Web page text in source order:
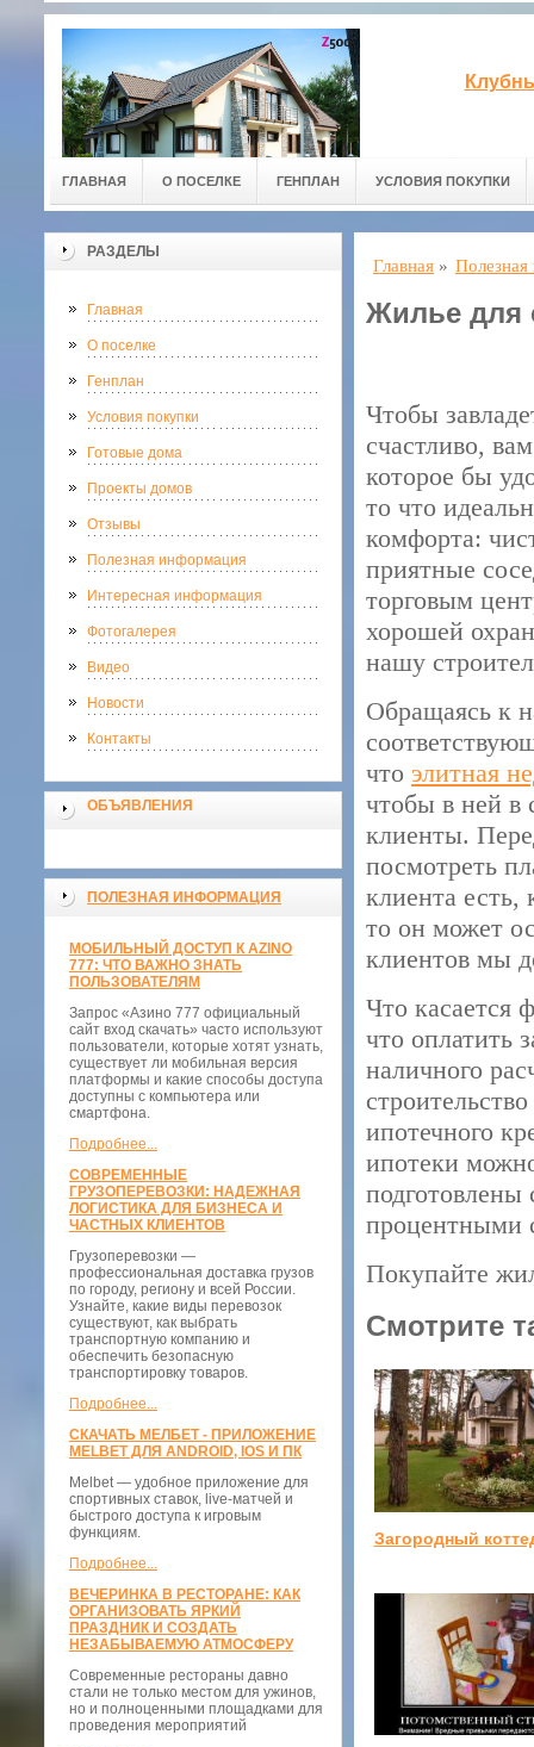
ГЛАВНАЯ О ПОСЕЛКЕ ГЕНПЛАН УСЛОВИЯ ПОКУПКИ
РАЗДЕЛЫ
Главная
О поселке
Генплан
Условия покупки
Готовые дома
Проекты домов
Отзывы
Полезная информация
Интересная информация
Фотогалерея
Видео
Новости
Контакты
ОБЪЯВЛЕНИЯ
ПОЛЕЗНАЯ ИНФОРМАЦИЯ
МОБИЛЬНЫЙ ДОСТУП К AZINO
777: ЧТО ВАЖНО ЗНАТЬ
ПОЛЬЗОВАТЕЛЯМ
Запрос «Азино 777 официальный
сайт вход скачать» часто используют
пользователи, которые хотят узнать,
существует ли мобильная версия
платформы и какие способы доступа
доступны с компьютера или
смартфона.
Подробнее...
СОВРЕМЕННЫЕ
ГРУЗОПЕРЕВОЗКИ: НАДЕЖНАЯ
ЛОГИСТИКА ДЛЯ БИЗНЕСА И
ЧАСТНЫХ КЛИЕНТОВ
Грузоперевозки —
профессиональная доставка грузов
по городу, региону и всей России.
Узнайте, какие виды перевозок
существуют, как выбрать
транспортную компанию и
обеспечить безопасную
транспортировку товаров.
Подробнее...
СКАЧАТЬ МЕЛБЕТ - ПРИЛОЖЕНИЕ
MELBET ДЛЯ ANDROID, IOS И ПК
Melbet — удобное приложение для
спортивных ставок, live-матчей и
быстрого доступа к игровым
функциям.
Подробнее...
ВЕЧЕРИНКА В РЕСТОРАНЕ: КАК
ОРГАНИЗОВАТЬ ЯРКИЙ
ПРАЗДНИК И СОЗДАТЬ
НЕЗАБЫВАЕМУЮ АТМОСФЕРУ
Современные рестораны давно
стали не только местом для ужинов,
но и полноценными площадками для
проведения мероприятий
Главная »
Жилье для
Чтобы
счастливо,
которое бы
то что
комфорта:
приятные
торговым
хорошей
нашу
Обращаясь к
что элитная
чтобы в ней в
клиенты.
посмотреть
клиента есть,
то он может
клиентов мы
Что касается
что оплатить
наличного
ипотечного
ипотеки
процентными
Покупайте
Смотрите
Загородный